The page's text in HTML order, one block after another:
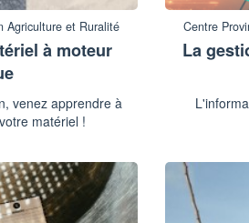
Agriculture et Ruralité
à moteur
venez apprendre à
matériel !
Centre
La